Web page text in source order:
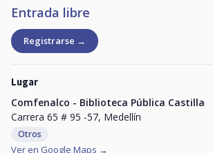
Entrada libre
Registrarse →
Lugar
Comfenalco - Biblioteca Pública Castilla
Carrera 65 # 95 -57, Medellín
Otros
Ver en Google Maps →